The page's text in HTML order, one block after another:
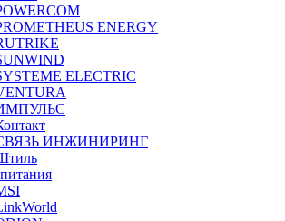
ENERGY
ELECTRIC
ИНЖИНИРИНГ